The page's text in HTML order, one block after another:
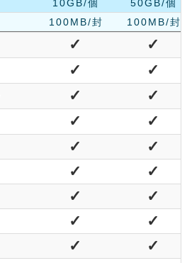
10GB/個
50GB/個
100MB/封 100MB/封
✓ ✓
✓ ✓
✓ ✓
✓ ✓
✓ ✓
✓ ✓
✓ ✓
✓ ✓
✓ ✓